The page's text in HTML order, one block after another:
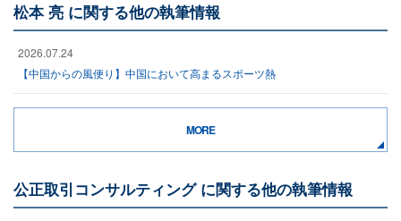
松本 亮 に関する他の執筆情報
2026.07.24
【中国からの風便り】中国において高まるスポーツ熱
MORE
公正取引コンサルティング に関する他の執筆情報